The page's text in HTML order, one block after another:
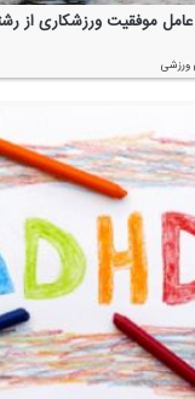
موفقیت ورزشكاری از
ورزشی